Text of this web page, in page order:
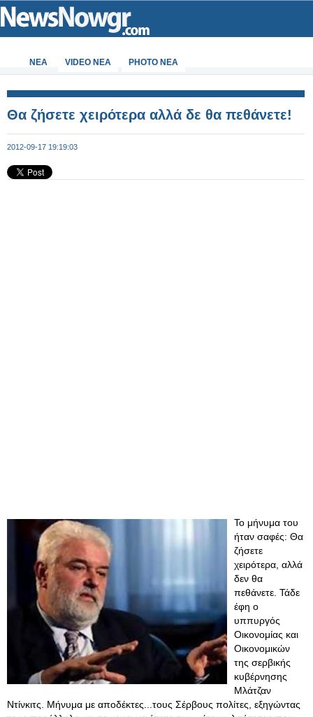
ΝΕΑ VIDEO NEA PHOTO NEA
Θα ζήσετε χειρότερα αλλά δε θα πεθάνετε!
2012-09-17 19:19:03
Το μήνυμα του
ήταν σαφές: Θα
ζήσετε
χειρότερα, αλλά
δεν θα
πεθάνετε. Τάδε
έφη ο
υππυργός
Οικονομίας και
Οικονομικών
της σερβικής
κυβέρνησης
Μλάτζαν
Ντίνκιτς. Μήνυμα με αποδέκτες...τους Σέρβους πολίτες, εξηγώντας